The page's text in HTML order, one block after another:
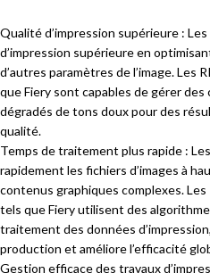
Qualité d’impression supérieure :
d’impression supérieure en
d’autres paramètres de l’image. Les
que Fiery sont capables de gérer
dégradés de tons doux pour des
qualité.
Temps de traitement plus rapide :
rapidement les fichiers d’images à
contenus graphiques complexes.
tels que Fiery utilisent des
traitement des données
production et améliore l’efficacité
Gestion efficace des travaux